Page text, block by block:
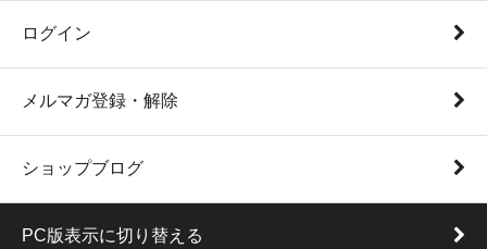
ログイン
メルマガ登録・解除
ショップブログ
PC版表示に切り替える